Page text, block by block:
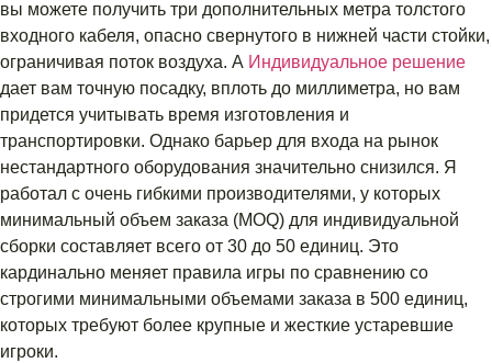
вы можете получить три дополнительных метра толстого
входного кабеля, опасно свернутого в нижней части стойки,
ограничивая поток воздуха. А Индивидуальное решение
дает вам точную посадку, вплоть до миллиметра, но вам
придется учитывать время изготовления и
транспортировки. Однако барьер для входа на рынок
нестандартного оборудования значительно снизился. Я
работал с очень гибкими производителями, у которых
минимальный объем заказа (MOQ) для индивидуальной
сборки составляет всего от 30 до 50 единиц. Это
кардинально меняет правила игры по сравнению со
строгими минимальными объемами заказа в 500 единиц,
которых требуют более крупные и жесткие устаревшие
игроки.